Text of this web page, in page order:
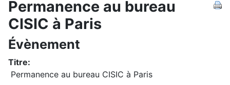
Permanence au bureau
CISIC à Paris
Évènement
Titre:
Permanence au bureau CISIC à Paris